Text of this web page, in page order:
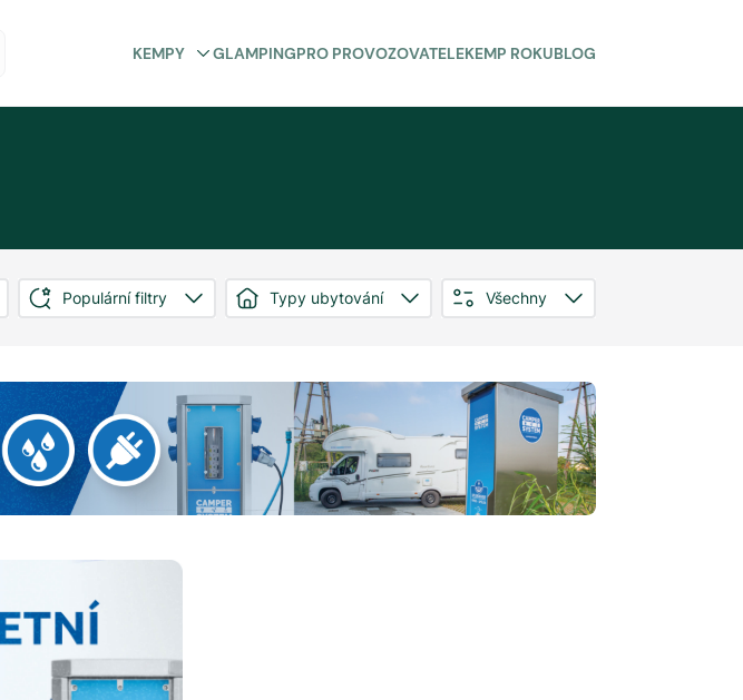
KEMPY GLAMPINGPRO PROVOZOVATELEKEMP ROKUBLOG
Populární filtry Typy ubytování Všechny